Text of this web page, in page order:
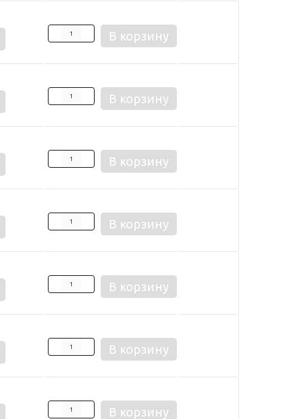
В корзину
В корзину
В корзину
В корзину
В корзину
В корзину
В корзину